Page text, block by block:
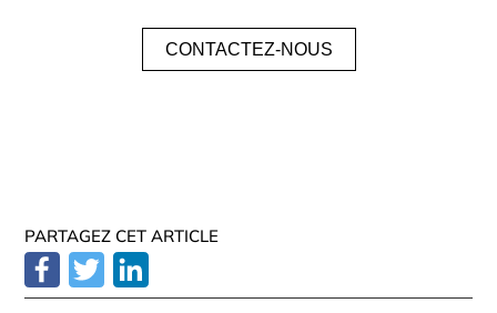
CONTACTEZ-NOUS
PARTAGEZ CET ARTICLE